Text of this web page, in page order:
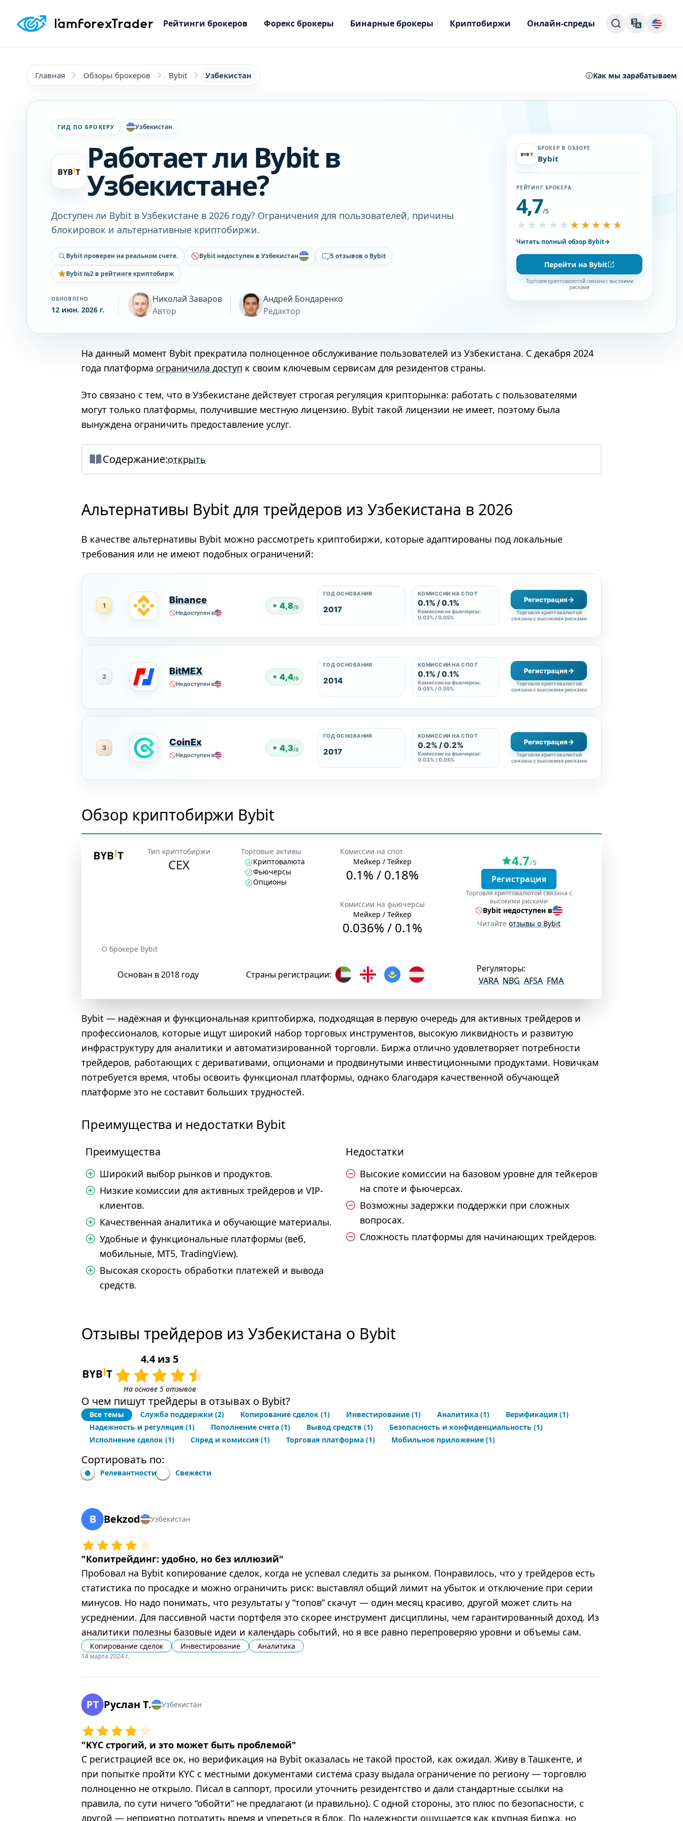
Рейтинги брокеров Форекс брокеры Бинарные брокеры Криптобиржи Онлайн-спреды
Главная Обзоры брокеров Bybit Узбекистан Как мы зарабатываем
ГИД ПО БРОКЕРУ Узбекистан
Работает ли Bybit в
Узбекистане?
Доступен ли Bybit в Узбекистане в 2026 году? Ограничения для пользователей, причины
блокировок и альтернативные криптобиржи.
Bybit проверен на реальном счете. Bybit недоступен в Узбекистан 5 отзывов о Bybit
Bybit №2 в рейтинге криптобирж
ОБНОВЛЕНО
12 июн. 2026 г.
Николай Заваров
Автор
Андрей Бондаренко
Редактор
БРОКЕР В ОБЗОРЕ
Bybit
РЕЙТИНГ БРОКЕРА
4,7/5
★★★★★ ★★★★★
Читать полный обзор Bybit→
Перейти на Bybit
Торговля криптовалютой связана с высокими
рисками
На данный момент Bybit прекратила полноценное обслуживание пользователей из Узбекистана. С декабря 2024
года платформа ограничила доступ к своим ключевым сервисам для резидентов страны.
Это связано с тем, что в Узбекистане действует строгая регуляция крипторынка: работать с пользователями
могут только платформы, получившие местную лицензию. Bybit такой лицензии не имеет, поэтому была
вынуждена ограничить предоставление услуг.
Содержание:открыть
Альтернативы Bybit для трейдеров из Узбекистана в 2026
В качестве альтернативы Bybit можно рассмотреть криптобиржи, которые адаптированы под локальные
требования или не имеют подобных ограничений:
1
Binance
★ 4,8/5
ГОД ОСНОВАНИЯ
2017
КОМИССИИ НА СПОТ
0.1% / 0.1%
Комиссии на фьючерсы:
0.02% / 0.05%
Недоступен в
Торговля криптовалютой
связана с высокими рисками
Регистрация
2
BitMEX
★ 4,4/5
ГОД ОСНОВАНИЯ
2014
КОМИССИИ НА СПОТ
0.1% / 0.1%
Комиссии на фьючерсы:
0.05% / 0.05%
Недоступен в
Торговля криптовалютой
связана с высокими рисками
Регистрация
3
CoinEx
★ 4,3/5
ГОД ОСНОВАНИЯ
2017
КОМИССИИ НА СПОТ
0.2% / 0.2%
Комиссии на фьючерсы:
0.03% / 0.05%
Недоступен в
Торговля криптовалютой
связана с высокими рисками
Регистрация
Обзор криптобиржи Bybit
Тип криптобиржи
CEX
Торговые активы
Криптовалюта
Фьючерсы
Опционы
Комиссии на спот
Мейкер / Тейкер
0.1% / 0.18%
Комиссии на фьючерсы
Мейкер / Тейкер
0.036% / 0.1%
4.7/5
Регистрация
Торговля криптовалютой связана с
высокими рисками
Bybit недоступен в
Читайтеотзывы о Bybit
О брокере Bybit
Основан в 2018 году Страны регистрации:
Регуляторы:
VARA NBG AFSA FMA
Bybit — надёжная и функциональная криптобиржа, подходящая в первую очередь для активных трейдеров и
профессионалов, которые ищут широкий набор торговых инструментов, высокую ликвидность и развитую
инфраструктуру для аналитики и автоматизированной торговли. Биржа отлично удовлетворяет потребности
трейдеров, работающих с деривативами, опционами и продвинутыми инвестиционными продуктами. Новичкам
потребуется время, чтобы освоить функционал платформы, однако благодаря качественной обучающей
платформе это не составит больших трудностей.
Преимущества и недостатки Bybit
Преимущества
Широкий выбор рынков и продуктов.
Низкие комиссии для активных трейдеров и VIP-
клиентов.
Качественная аналитика и обучающие материалы.
Удобные и функциональные платформы (веб,
мобильные, MT5, TradingView).
Высокая скорость обработки платежей и вывода
средств.
Недостатки
Высокие комиссии на базовом уровне для тейкеров
на споте и фьючерсах.
Возможны задержки поддержки при сложных
вопросах.
Сложность платформы для начинающих трейдеров.
Отзывы трейдеров из Узбекистана о Bybit
4.4 из 5
На основе 5 отзывов
О чем пишут трейдеры в отзывах о Bybit?
Все темы Служба поддержки (2) Копирование сделок (1) Инвестирование (1) Аналитика (1) Верификация (1)
Надежность и регуляция (1) Пополнение счета (1) Вывод средств (1) Безопасность и конфиденциальность (1)
Исполнение сделок (1) Спред и комиссия (1) Торговая платформа (1) Мобильное приложение (1)
Сортировать по:
Релевантности Свежести
B Bekzod Узбекистан
" Копитрейдинг: удобно, но без иллюзий"
Пробовал на Bybit копирование сделок, когда не успевал следить за рынком. Понравилось, что у трейдеров есть
статистика по просадке и можно ограничить риск: выставлял общий лимит на убыток и отключение при серии
минусов. Но надо понимать, что результаты у “топов” скачут — один месяц красиво, другой может слить на
усреднении. Для пассивной части портфеля это скорее инструмент дисциплины, чем гарантированный доход. Из
аналитики полезны базовые идеи и календарь событий, но я все равно перепроверяю уровни и объемы сам.
Копирование сделок Инвестирование Аналитика
14 марта 2024 г.
РT Руслан T. Узбекистан
" KYC строгий, и это может быть проблемой"
С регистрацией все ок, но верификация на Bybit оказалась не такой простой, как ожидал. Живу в Ташкенте, и
при попытке пройти KYC с местными документами система сразу выдала ограничение по региону — торговлю
полноценно не открыло. Писал в саппорт, просили уточнить резидентство и дали стандартные ссылки на
правила, по сути ничего “обойти” не предлагают (и правильно). С одной стороны, это плюс по безопасности, с
другой — неприятно потратить время и упереться в блок. По надежности ощущается как крупная биржа, но